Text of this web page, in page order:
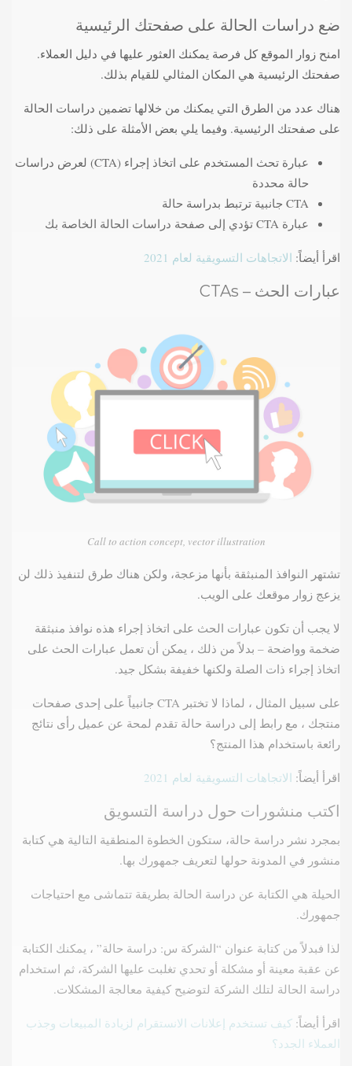
ضع دراسات الحالة على صفحتك الرئيسية
امنح زوار الموقع كل فرصة يمكنك العثور عليها في دليل العملاء.
صفحتك الرئيسية هي المكان المثالي للقيام بذلك.
هناك عدد من الطرق التي يمكنك من خلالها تضمين دراسات الحالة
على صفحتك الرئيسية. وفيما يلي بعض الأمثلة على ذلك:
عبارة تحث المستخدم على اتخاذ إجراء (CTA) لعرض دراسات
حالة محددة
CTA جانبية ترتبط بدراسة حالة
عبارة CTA تؤدي إلى صفحة دراسات الحالة الخاصة بك
اقرأ أيضاً: الاتجاهات التسويقية لعام 2021
عبارات الحث – CTAs
Call to action concept, vector illustration
تشتهر النوافذ المنبثقة بأنها مزعجة، ولكن هناك طرق لتنفيذ ذلك لن
يزعج زوار موقعك على الويب.
لا يجب أن تكون عبارات الحث على اتخاذ إجراء هذه نوافذ منبثقة
ضخمة وواضحة – بدلاً من ذلك ، يمكن أن تعمل عبارات الحث على
اتخاذ إجراء ذات الصلة ولكنها خفيفة بشكل جيد.
على سبيل المثال ، لماذا لا تختبر CTA جانبياً على إحدى صفحات
منتجك ، مع رابط إلى دراسة حالة تقدم لمحة عن عميل رأى نتائج
رائعة باستخدام هذا المنتج؟
اقرأ أيضاً: الاتجاهات التسويقية لعام 2021
اكتب منشورات حول دراسة التسويق
بمجرد نشر دراسة حالة، ستكون الخطوة المنطقية التالية هي كتابة
منشور في المدونة حولها لتعريف جمهورك بها.
الحيلة هي الكتابة عن دراسة الحالة بطريقة تتماشى مع احتياجات
جمهورك.
لذا فبدلاً من كتابة عنوان “الشركة س: دراسة حالة” ، يمكنك الكتابة
عن عقبة معينة أو مشكلة أو تحدي تغلبت عليها الشركة، ثم استخدام
دراسة الحالة لتلك الشركة لتوضيح كيفية معالجة المشكلات.
اقرأ أيضاً: كيف تستخدم إعلانات الانستقرام لزيادة المبيعات وجذب
العملاء الجدد؟